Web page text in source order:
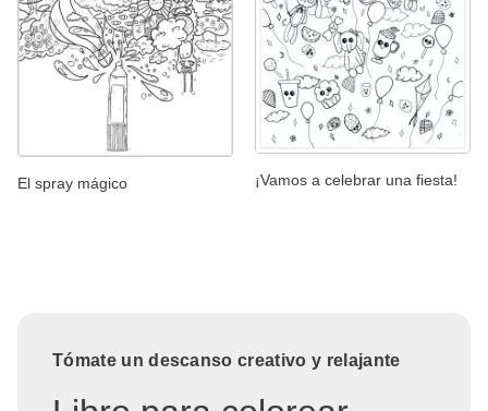
El spray mágico ¡Vamos a celebrar una fiesta!
Tómate un descanso creativo y relajante